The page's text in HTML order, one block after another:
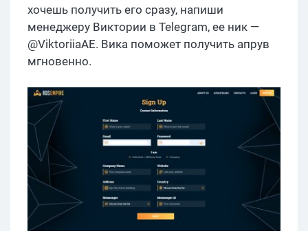
хочешь получить его сразу, напиши
менеджеру Виктории в Telegram, ее ник —
@ViktoriiaAE. Вика поможет получить апрув
мгновенно.